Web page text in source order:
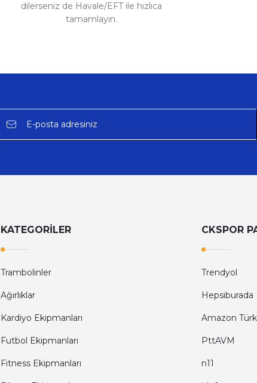
dilerseniz de Havale/EFT ile hızlıca
tamamlayın.
KATEGORİLER
Trambolinler
Ağırlıklar
Kardiyo Ekipmanları
Futbol Ekipmanları
Fitness Ekipmanları
CKSPOR
Trendyol
Hepsiburada
Amazon
PttAVM
n11